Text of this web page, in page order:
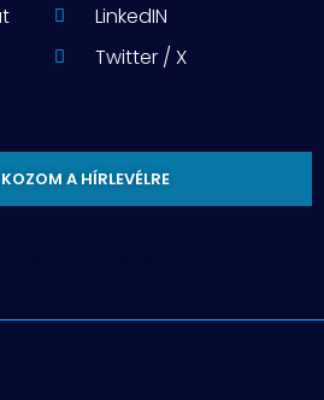
LinkedIN
Twitter / X
A HÍRLEVÉLRE